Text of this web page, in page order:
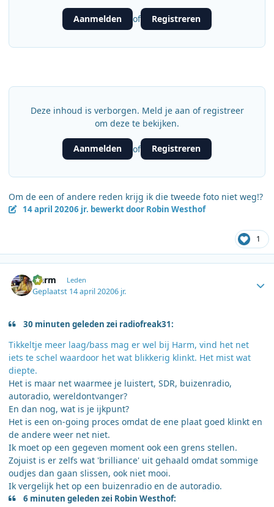
Aanmelden of Registreren
Deze inhoud is verborgen. Meld je aan of registreer
om deze te bekijken.
Aanmelden of Registreren
Om de een of andere reden krijg ik die tweede foto niet weg!?
14 april 20206 jr. bewerkt door Robin Westhof
1
Harm Leden
Geplaatst 14 april 20206 jr.
30 minuten geleden zei radiofreak31:
Tikkeltje meer laag/bass mag er wel bij Harm, vind het net
iets te schel waardoor het wat blikkerig klinkt. Het mist wat
diepte.
Het is maar net waarmee je luistert, SDR, buizenradio,
autoradio, wereldontvanger?
En dan nog, wat is je ijkpunt?
Het is een on-going proces omdat de ene plaat goed klinkt en
de andere weer net niet.
Ik moet op een gegeven moment ook een grens stellen.
Zojuist is er zelfs wat 'brilliance' uit gehaald omdat sommige
oudjes dan gaan slissen, ook niet mooi.
Ik vergelijk het op een buizenradio en de autoradio.
6 minuten geleden zei Robin Westhof: